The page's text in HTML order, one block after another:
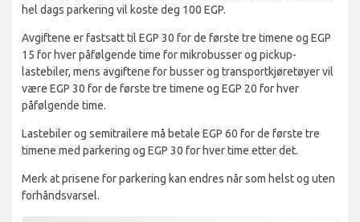
hel dags parkering vil koste deg 100 EGP.
Avgiftene er fastsatt til EGP 30 for de første tre timene og EGP
15 for hver påfølgende time for mikrobusser og pickup-
lastebiler, mens avgiftene for busser og transportkjøretøyer vil
være EGP 30 for de første tre timene og EGP 20 for hver
påfølgende time.
Lastebiler og semitrailere må betale EGP 60 for de første tre
timene med parkering og EGP 30 for hver time etter det.
Merk at prisene for parkering kan endres når som helst og uten
forhåndsvarsel.